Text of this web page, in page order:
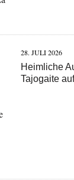
28. JULI 2026
Heimliche
Tajogaite